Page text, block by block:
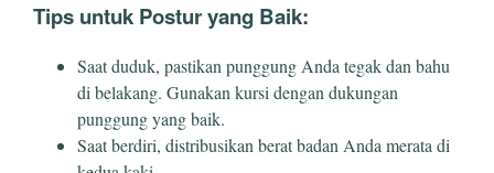
Tips untuk Postur yang Baik:
Saat duduk, pastikan punggung Anda tegak dan bahu
di belakang. Gunakan kursi dengan dukungan
punggung yang baik.
Saat berdiri, distribusikan berat badan Anda merata di